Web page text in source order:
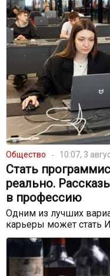
Общество 10:07, 3
Стать
реально.
в профессию
Одним из лучших
карьеры может стать